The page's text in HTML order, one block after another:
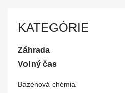
KATEGÓRIE
Záhrada
Voľný čas
Bazénová chémia